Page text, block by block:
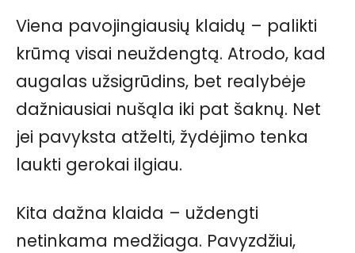
Viena pavojingiausių klaidų – palikti
krūmą visai neuždengtą. Atrodo, kad
augalas užsigrūdins, bet realybėje
dažniausiai nušąla iki pat šaknų. Net
jei pavyksta atželti, žydėjimo tenka
laukti gerokai ilgiau.
Kita dažna klaida – uždengti
netinkama medžiaga. Pavyzdžiui,